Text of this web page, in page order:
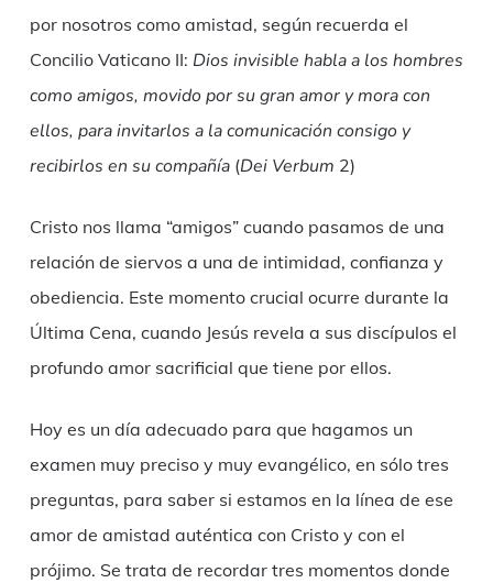
por nosotros como amistad, según recuerda el
Concilio Vaticano II: Dios invisible habla a los hombres
como amigos, movido por su gran amor y mora con
ellos, para invitarlos a la comunicación consigo y
recibirlos en su compañía(Dei Verbum 2)
Cristo nos llama “amigos” cuando pasamos de una
relación de siervos a una de intimidad, confianza y
obediencia. Este momento crucial ocurre durante la
Última Cena, cuando Jesús revela a sus discípulos el
profundo amor sacrificial que tiene por ellos.
Hoy es un día adecuado para que hagamos un
examen muy preciso y muy evangélico, en sólo tres
preguntas, para saber si estamos en la línea de ese
amor de amistad auténtica con Cristo y con el
prójimo. Se trata de recordar tres momentos donde